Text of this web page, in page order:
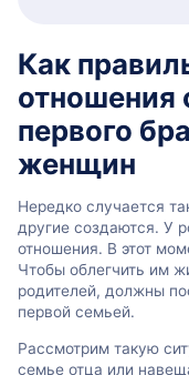
Как
отношения
первого
женщин
Нередко случается
другие создаются. У
отношения. В этот
Чтобы облегчить им
родителей, должны
первой семьей.
Рассмотрим такую
семье отца или